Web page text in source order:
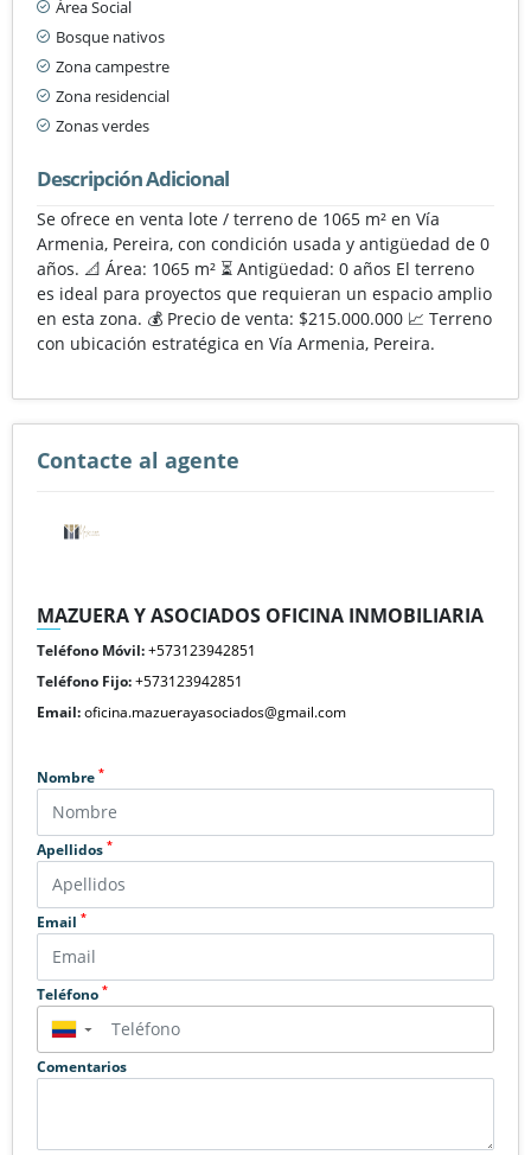
Área Social
Bosque nativos
Zona campestre
Zona residencial
Zonas verdes
Descripción Adicional
Se ofrece en venta lote / terreno de 1065 m² en Vía
Armenia, Pereira, con condición usada y antigüedad de 0
años. 📐 Área: 1065 m² ⏳ Antigüedad: 0 años El terreno
es ideal para proyectos que requieran un espacio amplio
en esta zona. 💰 Precio de venta: $215.000.000 📈 Terreno
con ubicación estratégica en Vía Armenia, Pereira.
Contacte al agente
MAZUERA Y ASOCIADOS OFICINA INMOBILIARIA
Teléfono Móvil:+573123942851
Teléfono Fijo:+573123942851
Email:oficina.mazuerayasociados@gmail.com
Nombre *
Apellidos *
Email *
Teléfono *
▼
Comentarios